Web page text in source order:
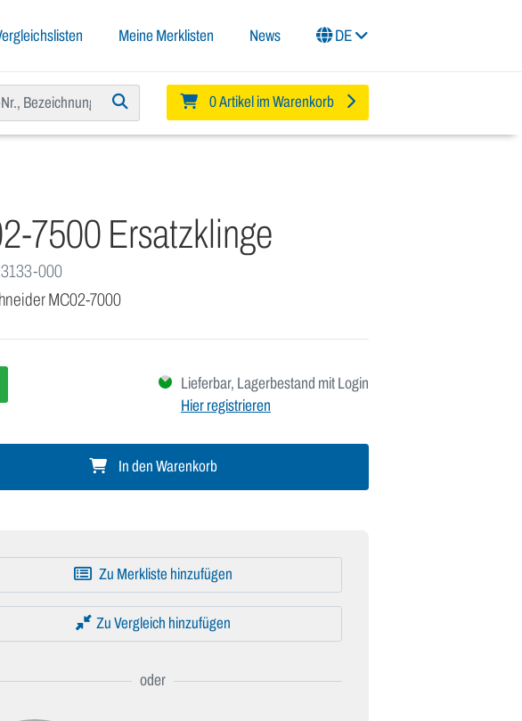
Meine Merklisten News DE
0 Artikel im Warenkorb
7500 Ersatzklinge
000
MC02-7000
Lieferbar, Lagerbestand mit Login
Hier registrieren
In den Warenkorb
Zu Merkliste hinzufügen
Zu Vergleich hinzufügen